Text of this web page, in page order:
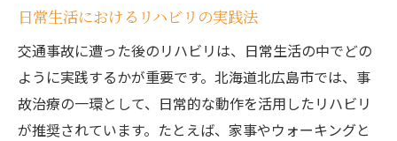
日常生活におけるリハビリの実践法
交通事故に遭った後のリハビリは、日常生活の中でどの
ように実践するかが重要です。北海道北広島市では、事
故治療の一環として、日常的な動作を活用したリハビリ
が推奨されています。たとえば、家事やウォーキングと